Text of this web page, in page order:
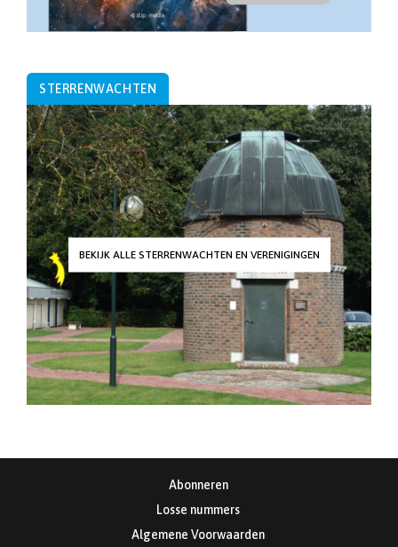
STERRENWACHTEN
BEKIJK ALLE STERRENWACHTEN EN VERENIGINGEN
Abonneren
Losse nummers
Algemene Voorwaarden